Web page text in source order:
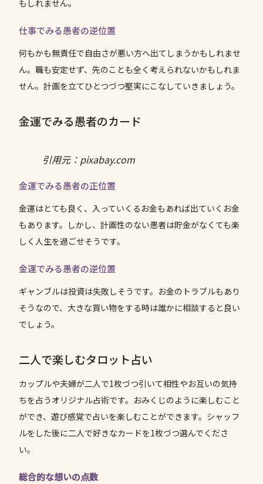
もしれません。
仕事でみる愚者の逆位置
何もかも無責任で自由さが悪い方へ出てしまうかもしれませ
ん。職も安定せず、先のことも全く考えられないかもしれま
せん。計画を立てひとつづつ堅実にこなしていきましょう。
金運でみる愚者のカード
引用元：pixabay.com
金運でみる愚者の正位置
金運はとても良く、入っていくるお金もあれば出ていくお金
もあります。しかし、計画性のない愚者は貯金がなくても楽
しく人生を過ごせそうです。
金運でみる愚者の逆位置
ギャンブルは投資は失敗しそうです。お金のトラブルもあり
そうなので、大きな買い物をする時は誰かに相談すると良い
でしょう。
二人で楽しむタロット占い
カップルや夫婦が二人で1枚づつ引いて相性やお互いの気持
ちを占うオリジナル占術です。おみくじのように楽しむこと
ができ、遊び感覚で占いを楽しむことができます。シャッフ
ルをした後に二人で好きなカードを1枚づつ選んでくださ
い。
総合的な想いの点数